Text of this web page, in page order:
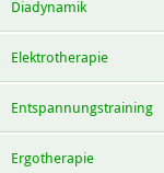
Diadynamik
Elektrotherapie
Entspannungstraining
Ergotherapie